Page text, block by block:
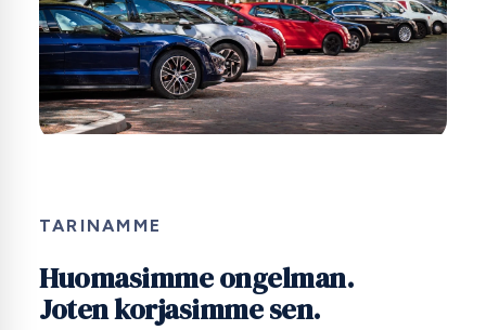
TARINAMME
Huomasimme ongelman.
Joten korjasimme sen.